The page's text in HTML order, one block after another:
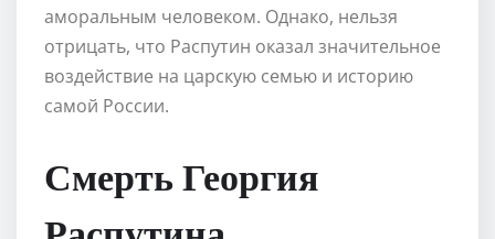
аморальным человеком. Однако, нельзя
отрицать, что Распутин оказал значительное
воздействие на царскую семью и историю
самой России.
Смерть Георгия